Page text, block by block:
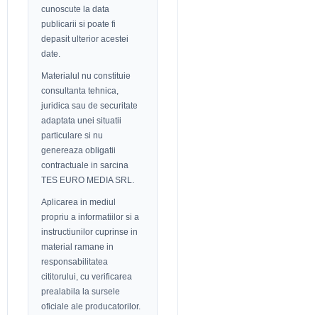
cunoscute la data
publicarii si poate fi
depasit ulterior acestei
date.
Materialul nu constituie
consultanta tehnica,
juridica sau de securitate
adaptata unei situatii
particulare si nu
genereaza obligatii
contractuale in sarcina
TES EURO MEDIA SRL.
Aplicarea in mediul
propriu a informatiilor si a
instructiunilor cuprinse in
material ramane in
responsabilitatea
cititorului, cu verificarea
prealabila la sursele
oficiale ale producatorilor.